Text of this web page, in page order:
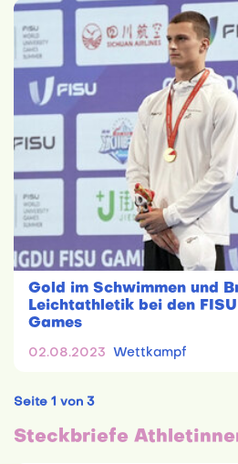
Gold im Schwimmen und
Leichtathletik bei den
Games
02.08.2023 Wettkampf
Seite 1 von 3
Steckbriefe